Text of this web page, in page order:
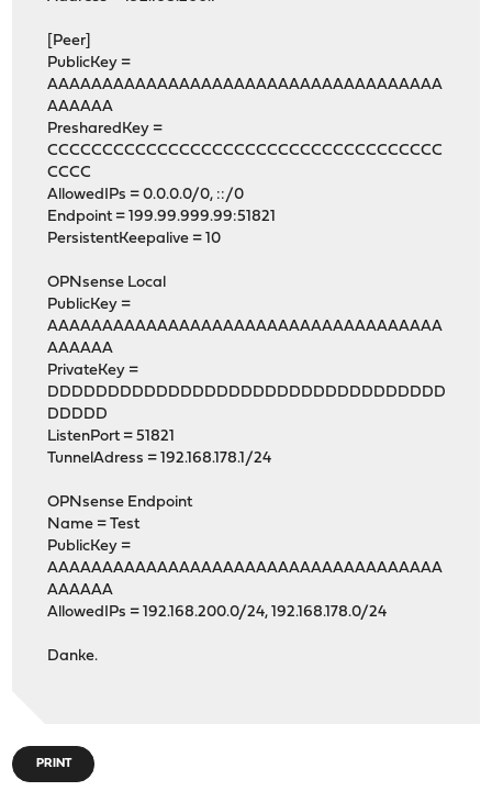
[Peer]
PublicKey =
AAAAAAAAAAAAAAAAAAAAAAAAAAAAAAAAAAAA
AAAAAA
PresharedKey =
CCCCCCCCCCCCCCCCCCCCCCCCCCCCCCCCCCCC
CCCC
AllowedIPs = 0.0.0.0/0, ::/0
Endpoint = 199.99.999.99:51821
PersistentKeepalive = 10
OPNsense Local
PublicKey =
AAAAAAAAAAAAAAAAAAAAAAAAAAAAAAAAAAAA
AAAAAA
PrivateKey =
DDDDDDDDDDDDDDDDDDDDDDDDDDDDDDDDD
DDDDD
ListenPort = 51821
TunnelAdress = 192.168.178.1/24
OPNsense Endpoint
Name = Test
PublicKey =
AAAAAAAAAAAAAAAAAAAAAAAAAAAAAAAAAAAA
AAAAAA
AllowedIPs = 192.168.200.0/24, 192.168.178.0/24
Danke.
PRINT